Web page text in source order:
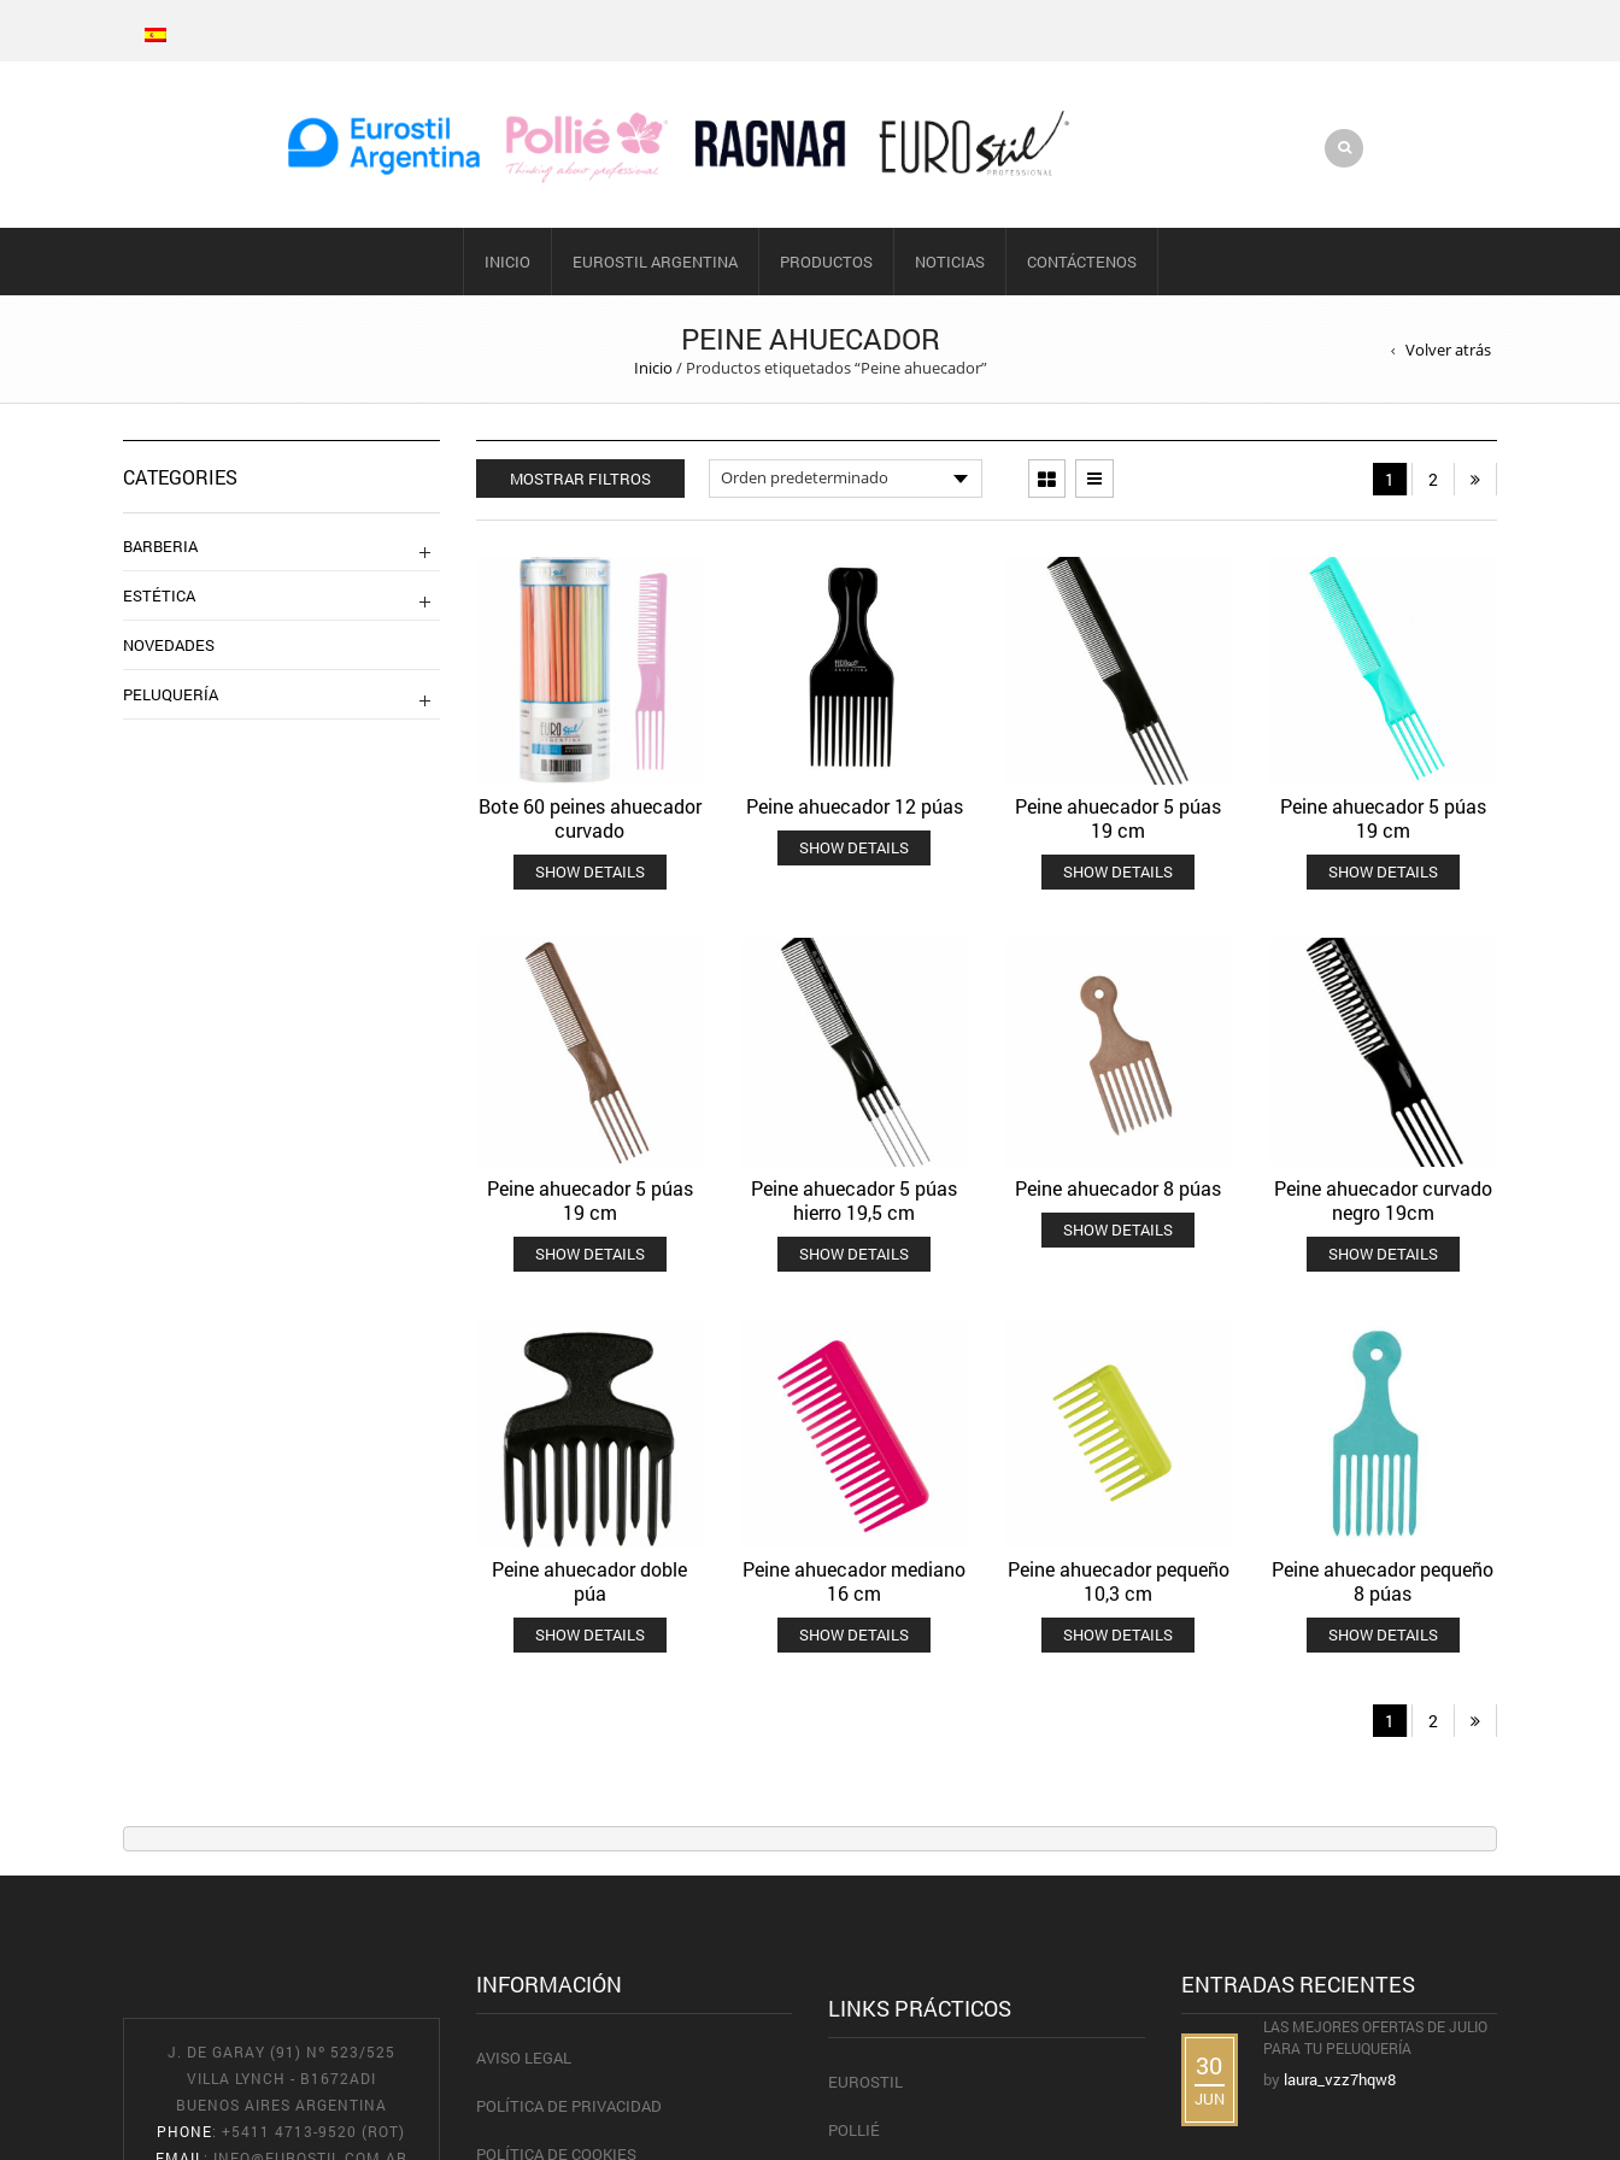
INICIO EUROSTIL ARGENTINA PRODUCTOS NOTICIAS CONTÁCTENOS
PEINE AHUECADOR
Inicio / Productos etiquetados “Peine ahuecador”
Volver atrás
MOSTRAR FILTROS 1 2
Añadir a la lista de deseos Quick View
Bote 60 peines ahuecador
curvado
SHOW DETAILS
Añadir a la lista de deseos Quick View
Peine ahuecador 12 púas
SHOW DETAILS
Añadir a la lista de deseos Quick View
Peine ahuecador 5 púas
19 cm
SHOW DETAILS
Añadir a la lista de deseos Quick View
Peine ahuecador 5 púas
19 cm
SHOW DETAILS
Añadir a la lista de deseos Quick View
Peine ahuecador 5 púas
19 cm
SHOW DETAILS
Añadir a la lista de deseos Quick View
Peine ahuecador 5 púas
hierro 19,5 cm
SHOW DETAILS
Añadir a la lista de deseos Quick View
Peine ahuecador 8 púas
SHOW DETAILS
Añadir a la lista de deseos Quick View
Peine ahuecador curvado
negro 19cm
SHOW DETAILS
Añadir a la lista de deseos Quick View
Peine ahuecador doble
púa
SHOW DETAILS
Añadir a la lista de deseos Quick View
Peine ahuecador mediano
16 cm
SHOW DETAILS
Añadir a la lista de deseos Quick View
Peine ahuecador pequeño
10,3 cm
SHOW DETAILS
Añadir a la lista de deseos Quick View
Peine ahuecador pequeño
8 púas
SHOW DETAILS
1 2
CATEGORIES
BARBERIA
ESTÉTICA
NOVEDADES
PELUQUERÍA
J. DE GARAY (91) Nº 523/525
VILLA LYNCH - B1672ADI
BUENOS AIRES ARGENTINA
PHONE: +5411 4713-9520 (ROT)
INFORMACIÓN
AVISO LEGAL
POLÍTICA DE PRIVACIDAD
POLÍTICA DE COOKIES
LINKS PRÁCTICOS
EUROSTIL
POLLIÉ
ENTRADAS RECIENTES
30
JUN
LAS MEJORES OFERTAS DE JULIO
PARA TU PELUQUERÍA
by laura_vzz7hqw8